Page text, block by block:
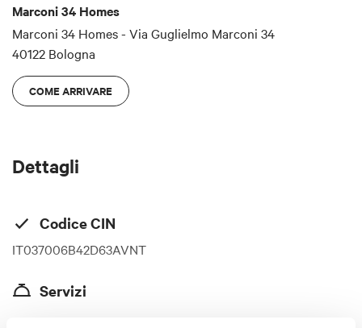
Marconi 34 Homes
Marconi 34 Homes - Via Guglielmo Marconi 34
40122 Bologna
COME ARRIVARE
Dettagli
Codice CIN
IT037006B42D63AVNT
Servizi